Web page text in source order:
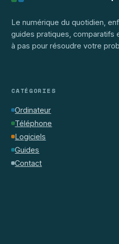
Le numérique du quotidien,
guides pratiques, comparatifs
à pas pour résoudre votre
CATÉGORIES
Ordinateur
Téléphone
Logiciels
Guides
Contact